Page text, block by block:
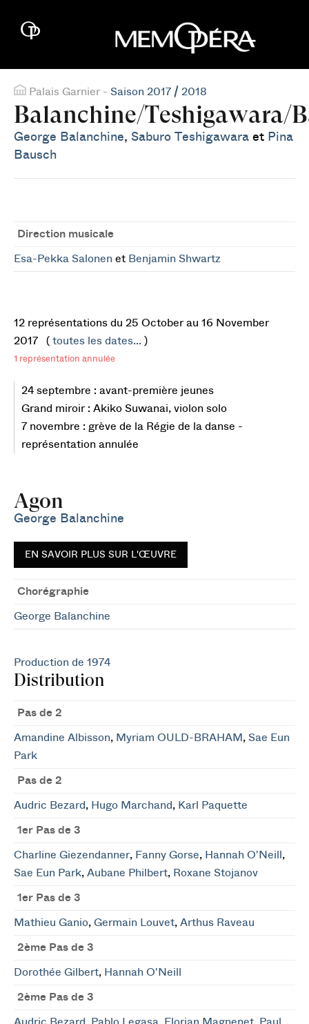
Palais Garnier - Saison 2017 / 2018
Balanchine/Teshigawara/
George Balanchine, Saburo Teshigawara et Pina
Bausch
Direction musicale
Esa-Pekka Salonen et Benjamin Shwartz
12 représentations du 25 October au 16 November
2017 ( toutes les dates... )
1 représentation annulée
24 septembre : avant-première jeunes
Grand miroir : Akiko Suwanai, violon solo
7 novembre : grève de la Régie de la danse -
représentation annulée
Agon
George Balanchine
EN SAVOIR PLUS SUR L'ŒUVRE
Chorégraphie
George Balanchine
Production de 1974
Distribution
Pas de 2
Amandine Albisson, Myriam OULD-BRAHAM , Sae Eun
Park
Pas de 2
Audric Bezard, Hugo Marchand, Karl Paquette
1er Pas de 3
Charline Giezendanner, Fanny Gorse, Hannah O'Neill ,
Sae Eun Park, Aubane Philbert, Roxane Stojanov
1er Pas de 3
Mathieu Ganio, Germain Louvet, Arthus Raveau
2ème Pas de 3
Dorothée Gilbert, Hannah O'Neill
2ème Pas de 3